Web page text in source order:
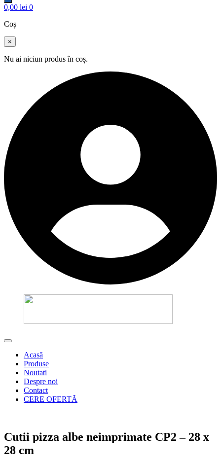
0,00 lei 0
Coș
×
Nu ai niciun produs în coș.
Acasă
Produse
Noutati
Despre noi
Contact
CERE OFERTĂ
Cutii pizza albe neimprimate CP2 – 28 x
28 cm